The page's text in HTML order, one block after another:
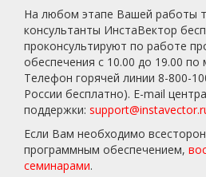
На любом этапе Вашей работы
консультанты ИнстаВектор
проконсультируют по работе
обеспечения с 10.00 до 19.00 по
Телефон горячей линии 8-800-
России бесплатно). E-mail
поддержки:
Если Вам необходимо
программным обеспечением,
семинарами.